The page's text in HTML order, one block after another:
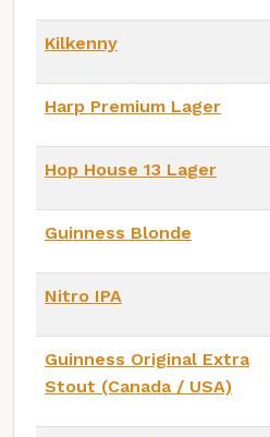
Kilkenny
Harp Premium Lager
Hop House 13 Lager
Guinness Blonde
Nitro IPA
Guinness Original Extra
Stout (Canada / USA)